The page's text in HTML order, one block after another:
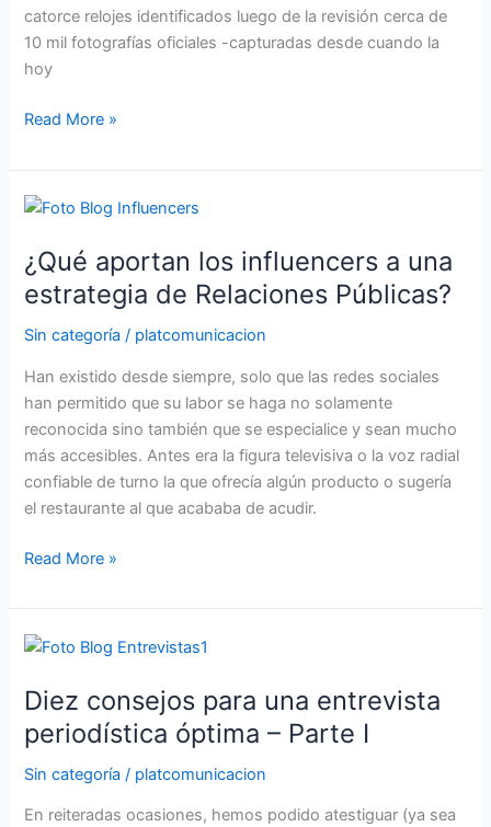
catorce relojes identificados luego de la revisión cerca de
10 mil fotografías oficiales -capturadas desde cuando la
hoy
cuela
en
las
de
Read More »
¿Qué aportan los influencers a una
estrategia de Relaciones Públicas?
Sin categoría / platcomunicacion
Han existido desde siempre, solo que las redes sociales
han permitido que su labor se haga no solamente
reconocida sino también que se especialice y sean mucho
más accesibles. Antes era la figura televisiva o la voz radial
confiable de turno la que ofrecía algún producto o sugería
el restaurante al que acababa de acudir.
¿Qué
los
influencers
una
Relaciones
Read More »
Diez consejos para una entrevista
periodística óptima – Parte I
Sin categoría / platcomunicacion
En reiteradas ocasiones, hemos podido atestiguar (ya sea
Diez
para
una
entrevista
periodística